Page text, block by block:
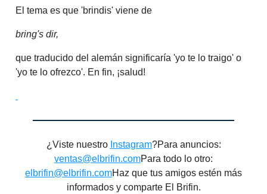
El tema es que 'brindis' viene de
bring's dir,
que traducido del alemán significaría 'yo te lo traigo' o
'yo te lo ofrezco'. En fin, ¡salud!
¿Viste nuestro Instagram?Para anuncios:
ventas@elbrifin.comPara todo lo otro:
elbrifin@elbrifin.comHaz que tus amigos estén más
informados y comparte El Brifin.